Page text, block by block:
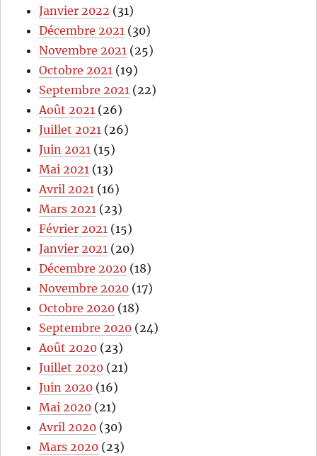
Janvier 2022 (31)
Décembre 2021 (30)
Novembre 2021 (25)
Octobre 2021 (19)
Septembre 2021 (22)
Août 2021 (26)
Juillet 2021 (26)
Juin 2021 (15)
Mai 2021 (13)
Avril 2021 (16)
Mars 2021 (23)
Février 2021 (15)
Janvier 2021 (20)
Décembre 2020 (18)
Novembre 2020 (17)
Octobre 2020 (18)
Septembre 2020 (24)
Août 2020 (23)
Juillet 2020 (21)
Juin 2020 (16)
Mai 2020 (21)
Avril 2020 (30)
Mars 2020 (23)